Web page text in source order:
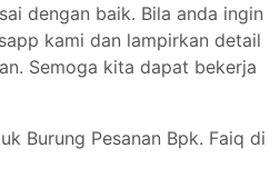
dengan baik. Bila anda ingin
kami dan lampirkan detail
Semoga kita dapat bekerja
Burung Pesanan Bpk. Faiq di